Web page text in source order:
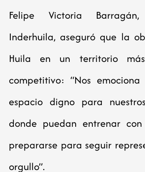
Felipe Victoria
Inderhuila, aseguró que la
Huila en un territorio
competitivo: “Nos
espacio digno para
donde puedan entrenar
prepararse para seguir
orgullo”.